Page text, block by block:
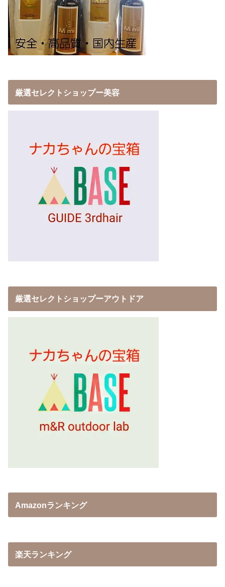
厳選セレクトショップー美容
厳選セレクトショップーアウトドア
Amazonランキング
楽天ランキング